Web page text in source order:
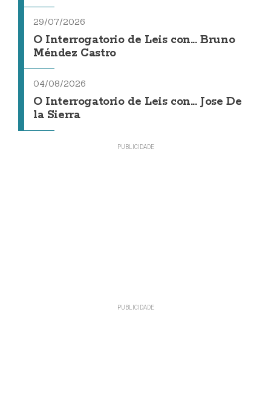
29/07/2026
O Interrogatorio de Leis con... Bruno
Méndez Castro
04/08/2026
O Interrogatorio de Leis con... Jose De
la Sierra